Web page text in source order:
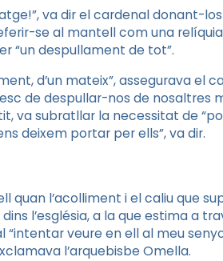
va dir el cardenal donant-
se al mantell com una
“un despullament de tot”.
d’un mateix”, assegurava el
de despullar-nos de nosaltres
va subratllar la necessitat de
deixem portar per ells”, va dir.
l’acolliment i el caliu que
l’església, a la que estima a
“intentar veure en ell al meu
l’arquebisbe Omella.